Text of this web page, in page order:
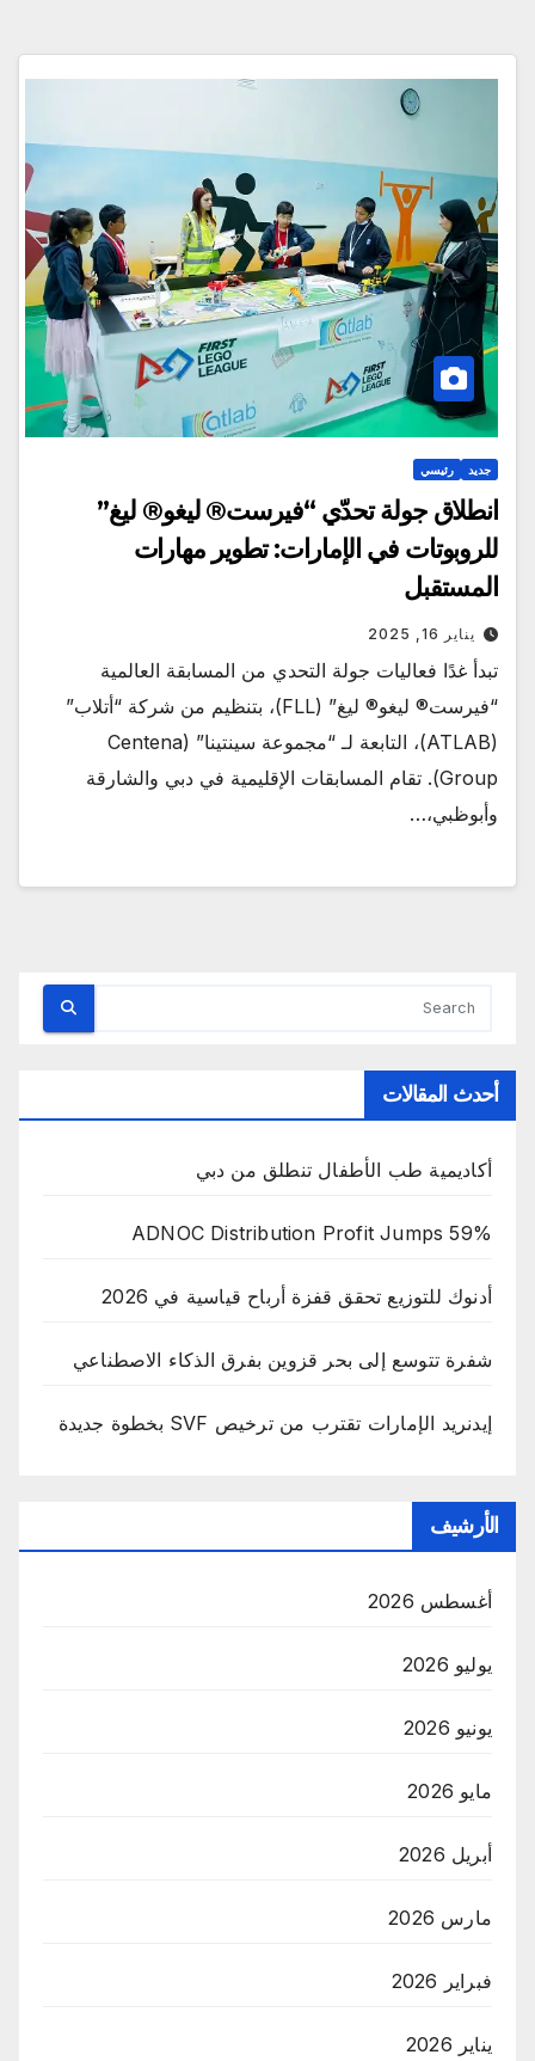
جديد رئيسي
انطلاق جولة تحدّي “فيرست® ليغو® ليغ”
للروبوتات في الإمارات: تطوير مهارات
المستقبل
يناير 16, 2025
تبدأ غدًا فعاليات جولة التحدي من المسابقة العالمية
“فيرست® ليغو® ليغ” (FLL)، بتنظيم من شركة “أتلاب”
(ATLAB)، التابعة لـ “مجموعة سينتينا” (Centena
Group). تقام المسابقات الإقليمية في دبي والشارقة
وأبوظبي،…
أحدث المقالات
أكاديمية طب الأطفال تنطلق من دبي
ADNOC Distribution Profit Jumps 59%
أدنوك للتوزيع تحقق قفزة أرباح قياسية في 2026
شفرة تتوسع إلى بحر قزوين بفرق الذكاء الاصطناعي
إيدنريد الإمارات تقترب من ترخيص SVF بخطوة جديدة
الأرشيف
أغسطس 2026
يوليو 2026
يونيو 2026
مايو 2026
أبريل 2026
مارس 2026
فبراير 2026
يناير 2026